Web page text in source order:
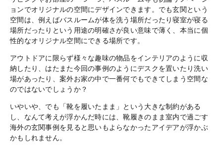
ョンでオリジナルの空間にデザインできます。でも玄関という
空間は、例えばバスルームが体を洗う場所だったり寝室が寝る
場所だったりという用途の明確さが良い意味で薄く、本当に個
性的なオリジナル空間にできる場所です。
アウトドアに限らず様々な趣味の物品をインテリアのように収
納したり、はたまた今回の事例のようにデスクを置いたり洗い
場があったり、案外お家の中で一番何でもできてしまう空間な
のではないでしょうか？
いやいや、でも「靴を履いたまま」という大きな制約がある
し、なんて考えが浮かんだ時には、靴履きのまま室内で過ごす
海外の玄関事例を見ると思いもよらなかったアイデアが浮かぶ
かもしれません。